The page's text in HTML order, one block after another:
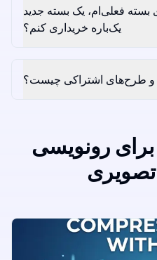
بسته فعلی‌ام، یک بسته جدید
یک‌باره خریداری کنم؟
و طرح‌های اشتراکی چیست؟
رونویسی